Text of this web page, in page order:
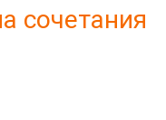
сочетания